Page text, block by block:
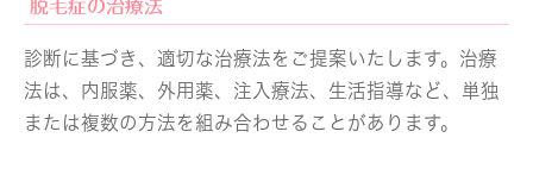
脱毛症の治療法
診断に基づき、適切な治療法をご提案いたします。治療
法は、内服薬、外用薬、注入療法、生活指導など、単独
または複数の方法を組み合わせることがあります。